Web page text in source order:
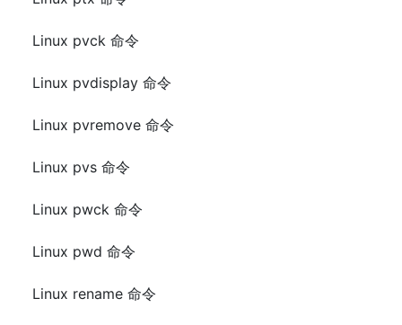
Linux pvck 命令
Linux pvdisplay 命令
Linux pvremove 命令
Linux pvs 命令
Linux pwck 命令
Linux pwd 命令
Linux rename 命令